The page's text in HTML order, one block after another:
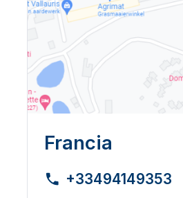
Francia
+33494149353